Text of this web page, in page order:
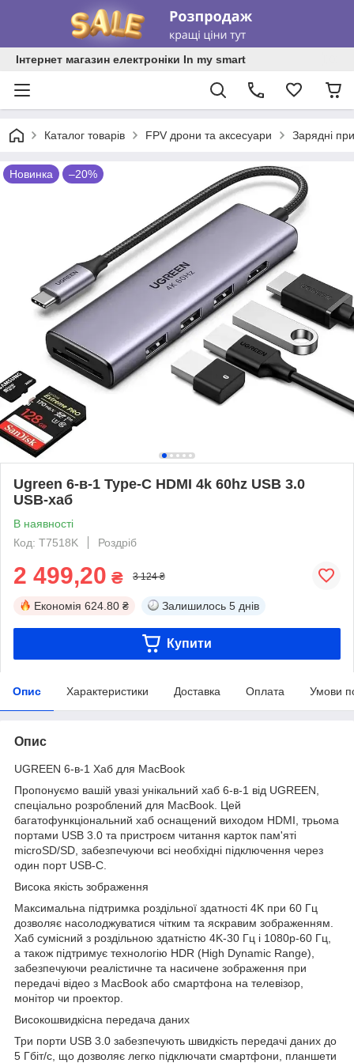
Інтернет магазин електроніки In my smart
Каталог товарів FPV дрони та аксесуари Зарядні
Новинка –20%
Ugreen 6-в-1 Type-C HDMI 4k 60hz USB 3.0
USB-хаб
В наявності
Код: T7518K
Роздріб
2 499,20 ₴ 3 124 ₴
Економія 624.80 ₴ Залишилось 5 днів
Купити
Опис Характеристики Доставка Оплата Умови
Опис
UGREEN 6-в-1 Хаб для MacBook
Пропонуємо вашій увазі унікальний хаб 6-в-1 від UGREEN,
спеціально розроблений для MacBook. Цей
багатофункціональний хаб оснащений виходом HDMI, трьома
портами USB 3.0 та пристроєм читання карток пам'яті
microSD/SD, забезпечуючи всі необхідні підключення через
один порт USB-C.
Висока якість зображення
Максимальна підтримка роздільної здатності 4K при 60 Гц
дозволяє насолоджуватися чітким та яскравим зображенням.
Хаб сумісний з роздільною здатністю 4K-30 Гц і 1080p-60 Гц,
а також підтримує технологію HDR (High Dynamic Range),
забезпечуючи реалістичне та насичене зображення при
передачі відео з MacBook або смартфона на телевізор,
монітор чи проектор.
Високошвидкісна передача даних
Три порти USB 3.0 забезпечують швидкість передачі даних до
5 Гбіт/с, що дозволяє легко підключати смартфони, планшети